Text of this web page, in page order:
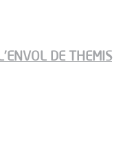
DE THEMIS